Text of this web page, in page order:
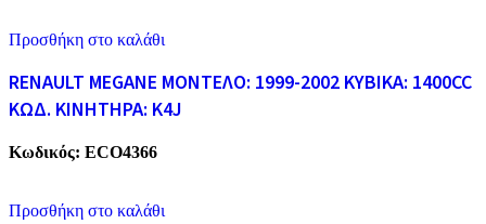
Προσθήκη στο καλάθι
RENAULT MEGANE ΜΟΝΤΕΛΟ: 1999-2002 ΚΥΒΙΚΑ: 1400CC
ΚΩΔ. ΚΙΝΗΤΗΡΑ: K4J
Κωδικός: ECO4366
Προσθήκη στο καλάθι